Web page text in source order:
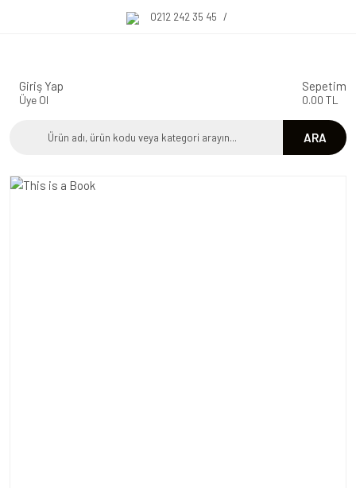
0212 242 35 45 /
ARA
Giriş Yap
Üye Ol
Sepetim
0.00 TL